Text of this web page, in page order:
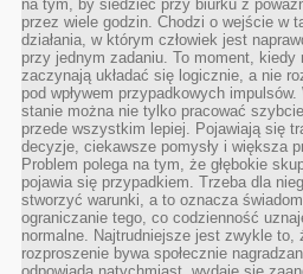
na tym, by siedzieć przy biurku z
przez wiele godzin. Chodzi o wejście w
działania, w którym człowiek jest
przy jednym zadaniu. To moment, kiedy
zaczynają układać się logicznie, a nie
pod wpływem przypadkowych impulsów.
stanie można nie tylko pracować
przede wszystkim lepiej. Pojawiają się
decyzje, ciekawsze pomysły i większa
Problem polega na tym, że głębokie
pojawia się przypadkiem. Trzeba dla
stworzyć warunki, a to oznacza
ograniczanie tego, co codzienność
normalne. Najtrudniejsze jest zwykle to,
rozproszenie bywa społecznie